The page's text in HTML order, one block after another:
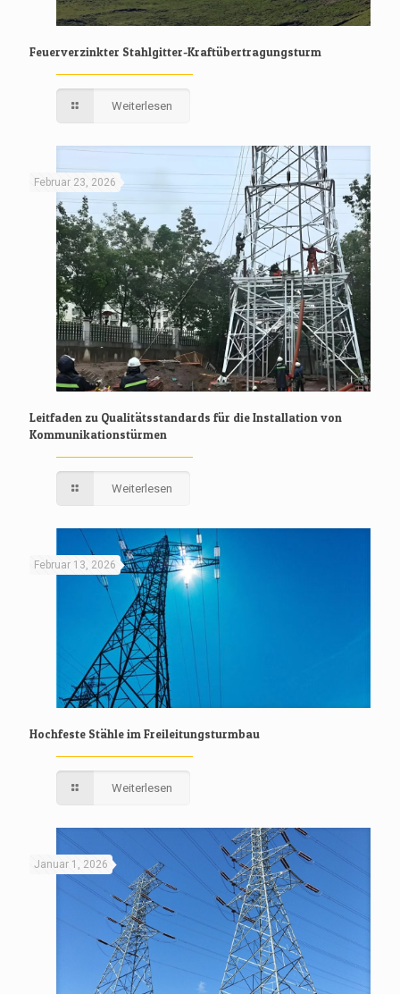
Feuerverzinkter Stahlgitter-Kraftübertragungsturm
Weiterlesen
Februar 23, 2026
Leitfaden zu Qualitätsstandards für die Installation von
Kommunikationstürmen
Weiterlesen
Februar 13, 2026
Hochfeste Stähle im Freileitungsturmbau
Weiterlesen
Januar 1, 2026